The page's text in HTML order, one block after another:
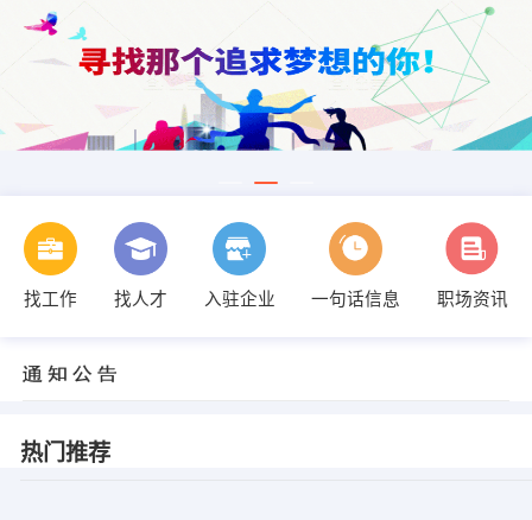
找工作 找人才 入驻企业 一句话信息 职场资讯
热门推荐